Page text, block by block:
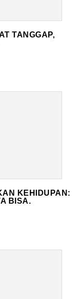
TANGGAP,
KEHIDUPAN:
BISA.